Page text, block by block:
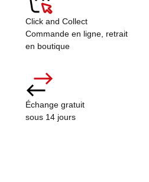
Click and Collect
Commande en ligne, retrait
en boutique
Échange gratuit
sous 14 jours